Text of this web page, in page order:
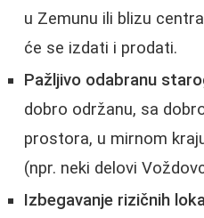
u Zemunu ili blizu
će se izdati i prodati.
Pažljivo odabranu
dobro održanu, sa
prostora, u mirnom
(npr. neki delovi
Izbegavanje rizičnih